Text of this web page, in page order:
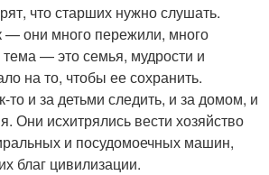
что старших нужно слушать.
они много пережили, много
— это семья, мудрости и
на то, чтобы ее сохранить.
то и за детьми следить, и за домом, и
Они исхитрялись вести хозяйство
и посудомоечных машин,
благ цивилизации.